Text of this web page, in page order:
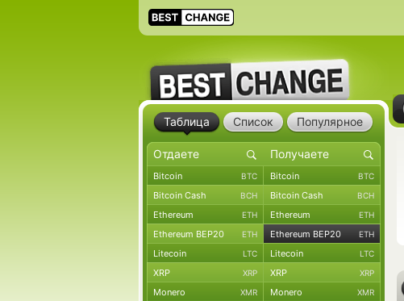
Таблица Список Популярное
Bitcoin BTC Bitcoin BTC
Bitcoin Cash BCH Bitcoin Cash BCH
Ethereum ETH Ethereum ETH
Ethereum BEP20 ETH Ethereum BEP20 ETH
Litecoin LTC Litecoin LTC
XRP XRP XRP XRP
Monero XMR Monero XMR